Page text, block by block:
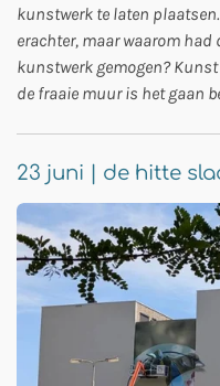
kunstwerk te laten
erachter, maar waarom
kunstwerk gemogen?
de fraaie muur is het gaan
23 juni | de hitte